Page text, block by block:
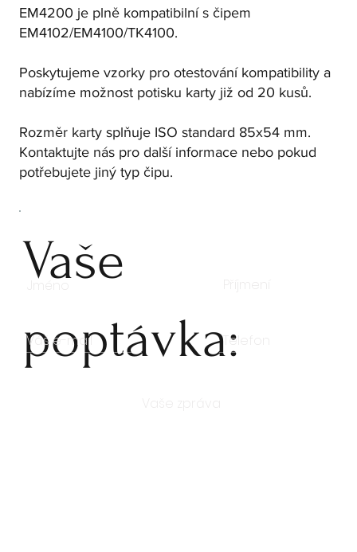
EM4200 je plně kompatibilní s čipem
EM4102/EM4100/TK4100.
Poskytujeme vzorky pro otestování kompatibility a
nabízíme možnost potisku karty již od 20 kusů.
Rozměr karty splňuje ISO standard 85x54 mm.
Kontaktujte nás pro další informace nebo pokud
potřebujete jiný typ čipu.
Vaše
poptávka: